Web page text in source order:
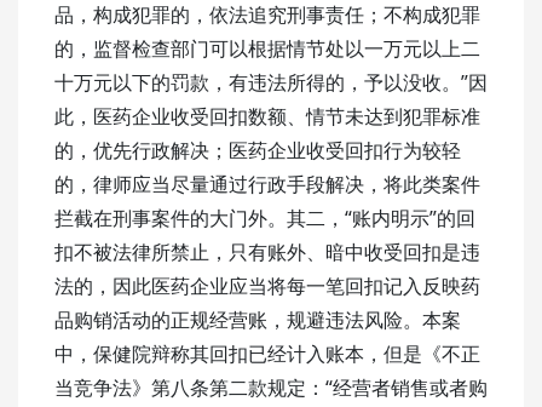
品，构成犯罪的，依法追究刑事责任；不构成犯罪
的，监督检查部门可以根据情节处以一万元以上二
十万元以下的罚款，有违法所得的，予以没收。”因
此，医药企业收受回扣数额、情节未达到犯罪标准
的，优先行政解决；医药企业收受回扣行为较轻
的，律师应当尽量通过行政手段解决，将此类案件
拦截在刑事案件的大门外。其二，“账内明示”的回
扣不被法律所禁止，只有账外、暗中收受回扣是违
法的，因此医药企业应当将每一笔回扣记入反映药
品购销活动的正规经营账，规避违法风险。本案
中，保健院辩称其回扣已经计入账本，但是《不正
当竞争法》第八条第二款规定：“经营者销售或者购